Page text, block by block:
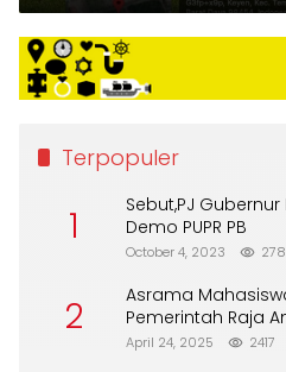
Terpopuler
1
Sebut,PJ
Demo PUPR PB
October 4, 2023
2
Asrama
Pemerintah Raja
DPA
April 24, 2025 2417